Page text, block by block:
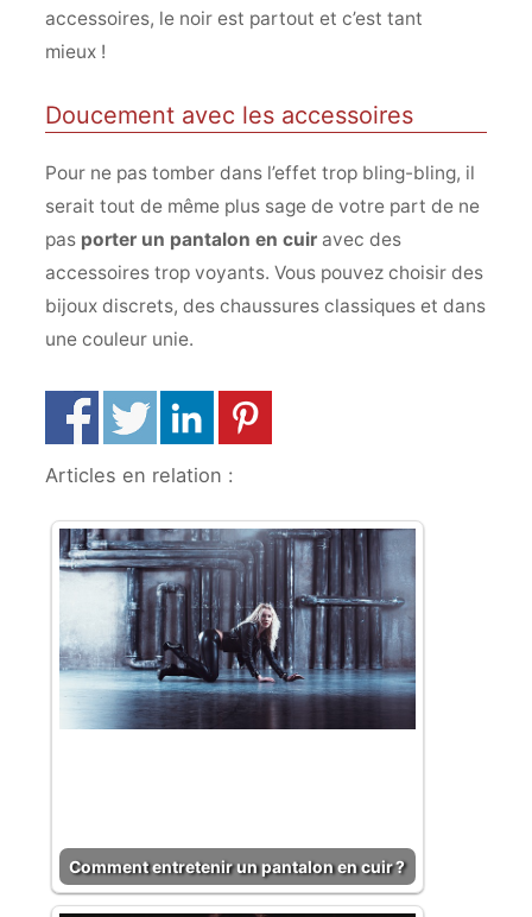
accessoires, le noir est partout et c’est tant
mieux !
Doucement avec les accessoires
Pour ne pas tomber dans l’effet trop bling-bling, il
serait tout de même plus sage de votre part de ne
pas porter un pantalon en cuiravec des
accessoires trop voyants. Vous pouvez choisir des
bijoux discrets, des chaussures classiques et dans
une couleur unie.
Articles en relation :
Comment entretenir un pantalon en cuir ?